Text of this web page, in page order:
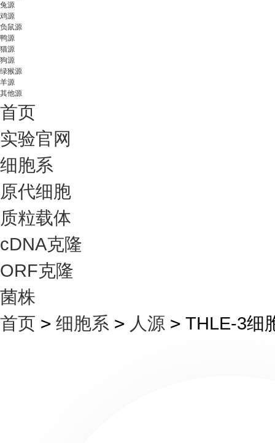
兔源
鸡源
负鼠源
鸭源
猫源
狗源
绿猴源
羊源
其他源
首页
实验官网
细胞系
原代细胞
质粒载体
cDNA克隆
ORF克隆
菌株
首页 > 细胞系 > 人源 > THLE-3细